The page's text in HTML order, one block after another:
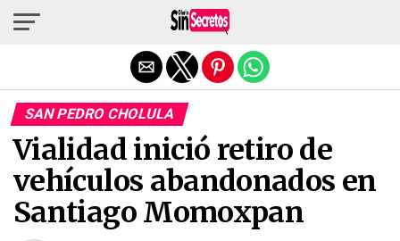
SAN PEDRO CHOLULA
Vialidad inició retiro de
vehículos abandonados en
Santiago Momoxpan
Salir de la versión móvil